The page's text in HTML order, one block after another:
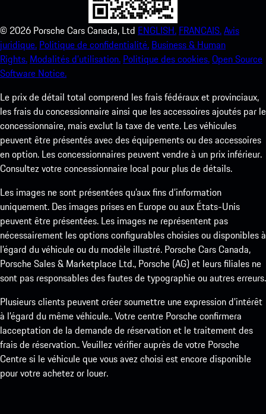
© 2026 Porsche Cars Canada, Ltd ENGLISH. FRANCAIS.Avis
juridique. Politique de confidentialité. Business & Human
Rights. Modalités d’utilisation. Politique des cookies.Open Source
Software Notice.
Le prix de détail total comprend les frais fédéraux et provinciaux,
les frais du concessionnaire ainsi que les accessoires ajoutés par le
concessionnaire, mais exclut la taxe de vente. Les véhicules
peuvent être présentés avec des équipements ou des accessoires
en option. Les concessionnaires peuvent vendre à un prix inférieur.
Consultez votre concessionnaire local pour plus de détails.
Les images ne sont présentées qu’aux fins d’information
uniquement. Des images prises en Europe ou aux États-Unis
peuvent être présentées. Les images ne représentent pas
nécessairement les options configurables choisies ou disponibles à
l’égard du véhicule ou du modèle illustré. Porsche Cars Canada,
Porsche Sales & Marketplace Ltd., Porsche (AG) et leurs filiales ne
sont pas responsables des fautes de typographie ou autres erreurs.
Plusieurs clients peuvent créer soumettre une expression d’intérêt
à l’égard du même véhicule.. Votre centre Porsche confirmera
lacceptation de la demande de réservation et le traitement des
frais de réservation.. Veuillez vérifier auprès de votre Porsche
Centre si le véhicule que vous avez choisi est encore disponible
pour votre achetez or louer.